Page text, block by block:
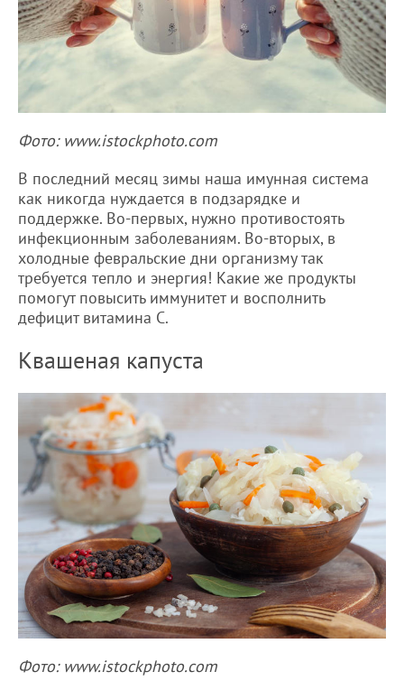
Фото: www.istockphoto.com
В последний месяц зимы наша имунная система
как никогда нуждается в подзарядке и
поддержке. Во-первых, нужно противостоять
инфекционным заболеваниям. Во-вторых, в
холодные февральские дни организму так
требуется тепло и энергия! Какие же продукты
помогут повысить иммунитет и восполнить
дефицит витамина С.
Квашеная капуста
Фото: www.istockphoto.com